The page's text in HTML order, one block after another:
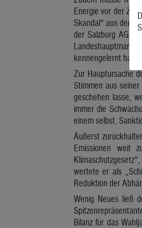
Energie vor der
Skandal“ aus dem
der Salzburg AG
Landeshauptmann
kennengelernt
Zur Hauptursache
Stimmen aus
geschehen lasse,
immer die
einem selbst.
Äußerst
Emissionen weit
wertete er als
Reduktion der
Wenig Neues ließ
Bilanz für das